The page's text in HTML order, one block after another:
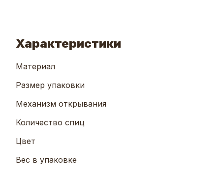
Характеристики
Материал
Размер упаковки
Механизм открывания
Количество спиц
Цвет
Вес в упаковке